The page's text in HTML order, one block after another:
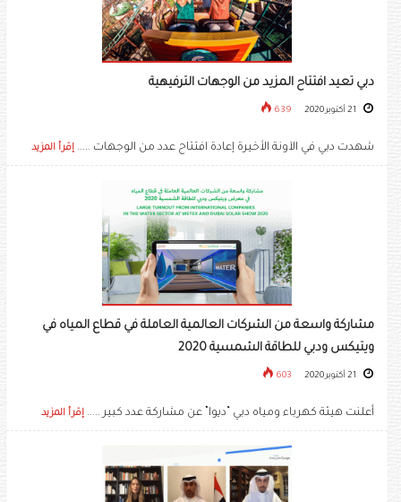
دبي تعيد افتتاح المزيد من الوجهات الترفيهية
639
شهدت دبي في الآونة الأخيرة إعادة افتتاح عدد من الوجهات ..... إقرأ المزيد
مشاركة واسعة من الشركات العالمية العاملة في قطاع المياه في
ويتيكس ودبي للطاقة الشمسية 2020
603
أعلنت هيئة كهرباء ومياه دبي “ديوا” عن مشاركة عدد كبير ..... إقرأ المزيد